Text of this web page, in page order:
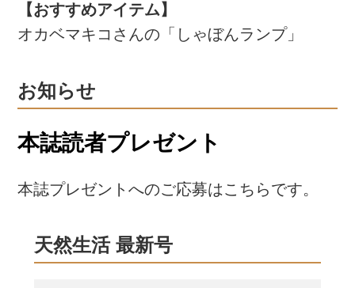
【おすすめアイテム】
オカベマキコさんの「しゃぼんランプ」
お知らせ
本誌読者プレゼント
本誌プレゼントへのご応募はこちらです。
天然生活 最新号